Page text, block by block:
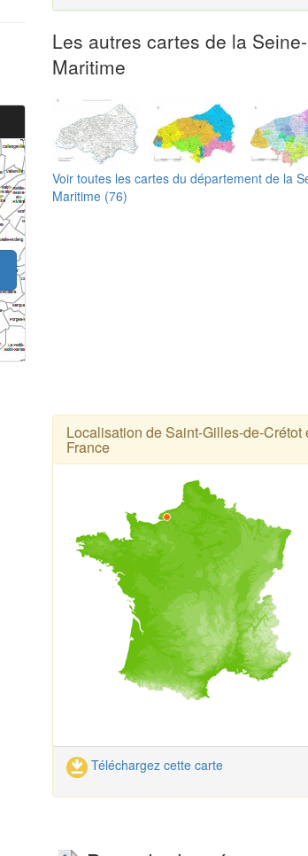
Les autres cartes de la Seine-
Maritime
Voir toutes les cartes du département de la
Maritime (76)
Localisation de Saint-Gilles-de-Crétot
France
Téléchargez cette carte